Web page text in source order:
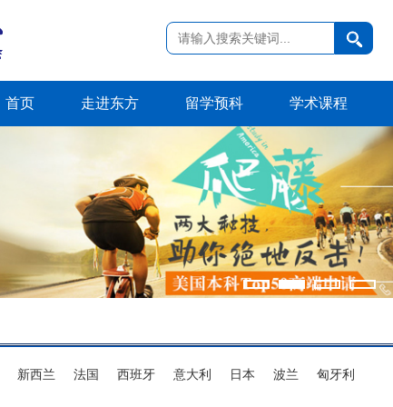
首页 走进东方 留学预科 学术课程
新西兰 法国 西班牙 意大利 日本 波兰
匈牙利